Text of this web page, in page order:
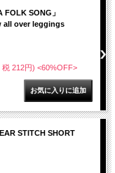
FOLK SONG」
all over leggings
212円) <60%OFF>
STITCH SHORT